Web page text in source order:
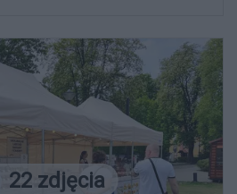
Liczba zdjęć
22 zdjęcia